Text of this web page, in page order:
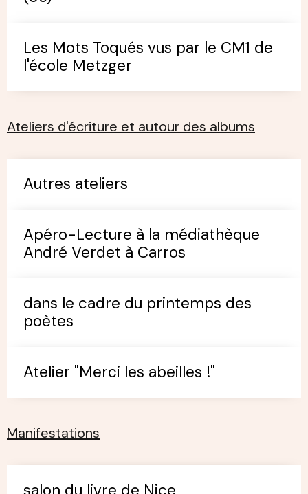
Les Mots Toqués vus par le CM1 de
l'école Metzger
Ateliers d'écriture et autour des albums
Autres ateliers
Apéro-Lecture à la médiathèque
André Verdet à Carros
dans le cadre du printemps des
poètes
Atelier "Merci les abeilles !"
Manifestations